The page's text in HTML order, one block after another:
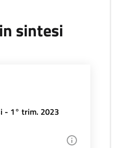
sintesi
- 1° trim. 2023